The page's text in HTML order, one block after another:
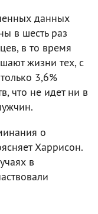
данных
в шесть раз
в то время
жизни тех, с
3,6%
что не идет ни в
о
Харрисон.
в